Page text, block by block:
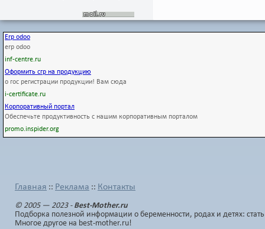
Erp odoo
erp odoo
inf-centre.ru
Оформить сгр на продукцию
о гос регистрации продукции! Вам сюда
i-certificate.ru
Корпоративный портал
Обеспечьте продуктивность с нашим корпоративным порталом
promo.inspider.org
Главная :: Реклама :: Контакты
© 2005 — 2023 - Best-Mother.ru
Подборка полезной информации о беременности, родах и детях:
Многое другое на best-mother.ru!